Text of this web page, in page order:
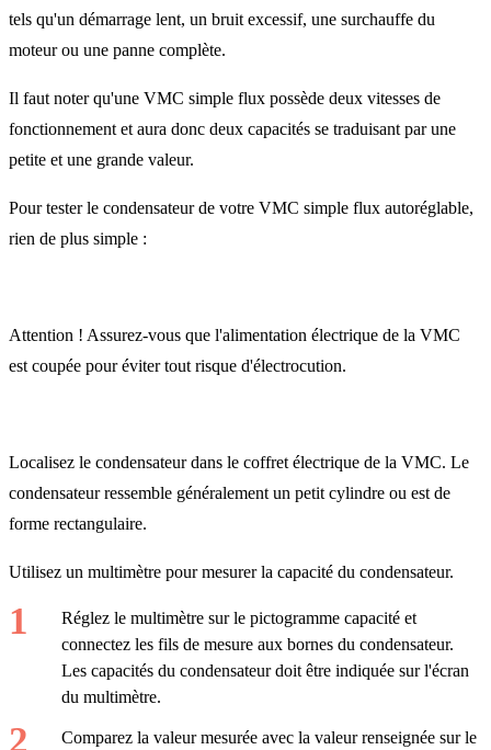
tels qu'un démarrage lent, un bruit excessif, une surchauffe du
moteur ou une panne complète.
Il faut noter qu'une VMC simple flux possède deux vitesses de
fonctionnement et aura donc deux capacités se traduisant par une
petite et une grande valeur.
Pour tester le condensateur de votre VMC simple flux autoréglable,
rien de plus simple :
Attention ! Assurez-vous que l'alimentation électrique de la VMC
est coupée pour éviter tout risque d'électrocution.
Localisez le condensateur dans le coffret électrique de la VMC. Le
condensateur ressemble généralement un petit cylindre ou est de
forme rectangulaire.
Utilisez un multimètre pour mesurer la capacité du condensateur.
Réglez le multimètre sur le pictogramme capacité et
connectez les fils de mesure aux bornes du condensateur.
Les capacités du condensateur doit être indiquée sur l'écran
du multimètre.
Comparez la valeur mesurée avec la valeur renseignée sur le